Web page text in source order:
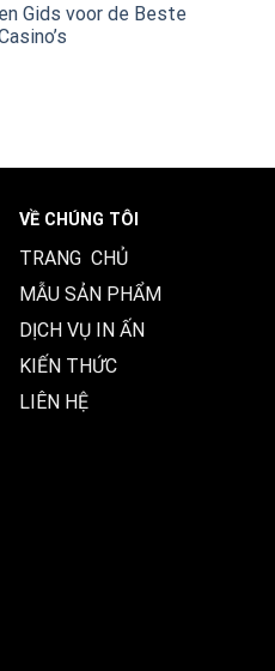
Gids voor de Beste
VỀ CHÚNG TÔI
TRANG CHỦ
MẪU SẢN PHẨM
DỊCH VỤ IN ẤN
KIẾN THỨC
LIÊN HỆ